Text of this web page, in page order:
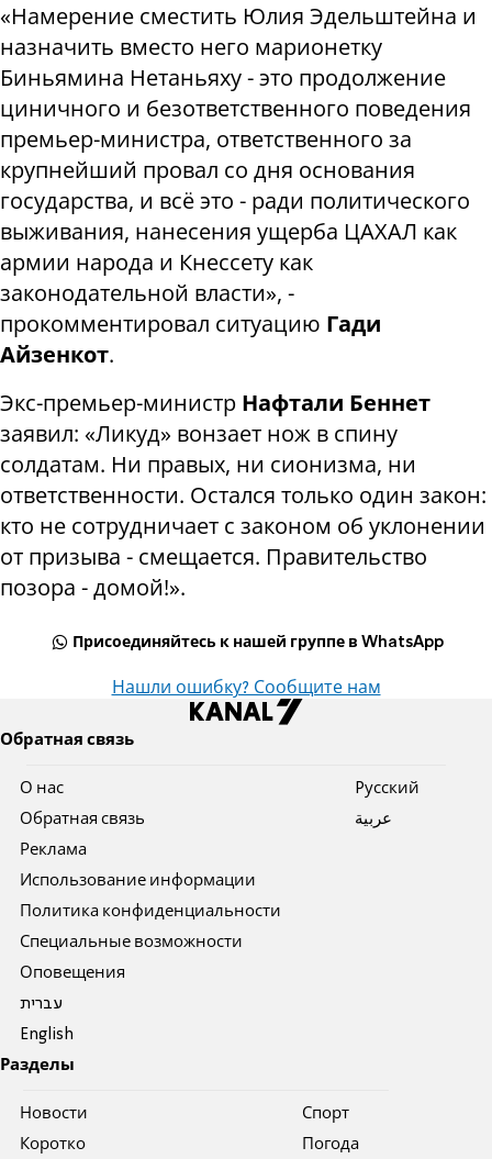
«Намерение сместить Юлия Эдельштейна и
назначить вместо него марионетку
Биньямина Нетаньяху - это продолжение
циничного и безответственного поведения
премьер-министра, ответственного за
крупнейший провал со дня основания
государства, и всё это - ради политического
выживания, нанесения ущерба ЦАХАЛ как
армии народа и Кнессету как
законодательной власти», -
прокомментировал ситуацию Гади
Айзенкот.
Экс-премьер-министр Нафтали Беннет
заявил: «Ликуд» вонзает нож в спину
солдатам. Ни правых, ни сионизма, ни
ответственности. Остался только один закон:
кто не сотрудничает с законом об уклонении
от призыва - смещается. Правительство
позора - домой!».
Присоединяйтесь к нашей группе в WhatsApp
Нашли ошибку? Сообщите нам
Обратная связь
О нас
Обратная связь
Реклама
Использование информации
Политика конфиденциальности
Специальные возможности
Оповещения
עברית
English
Pусский
عربية
Разделы
Новости
Коротко
Спорт
Погода